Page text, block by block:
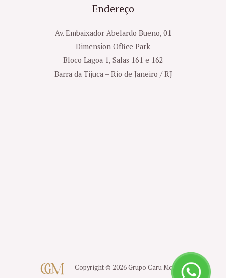
Endereço
Av. Embaixador Abelardo Bueno, 01
Dimension Office Park
Bloco Lagoa 1, Salas 161 e 162
Barra da Tijuca – Rio de Janeiro / RJ
Copyright © 2026 Grupo Caru Moreno